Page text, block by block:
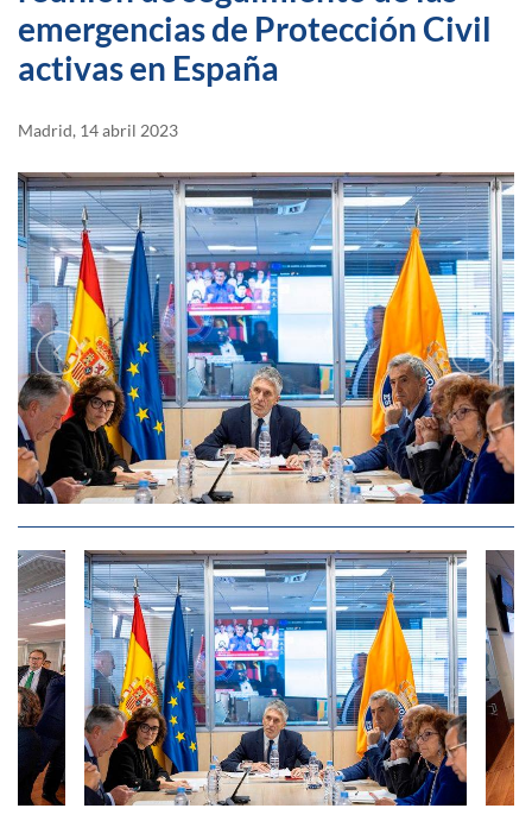
emergencias de Protección Civil
activas en España
Madrid, 14 abril 2023